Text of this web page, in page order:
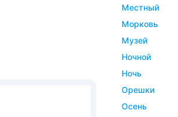
местный
морковь
музей
ночной
ночь
орешки
осень